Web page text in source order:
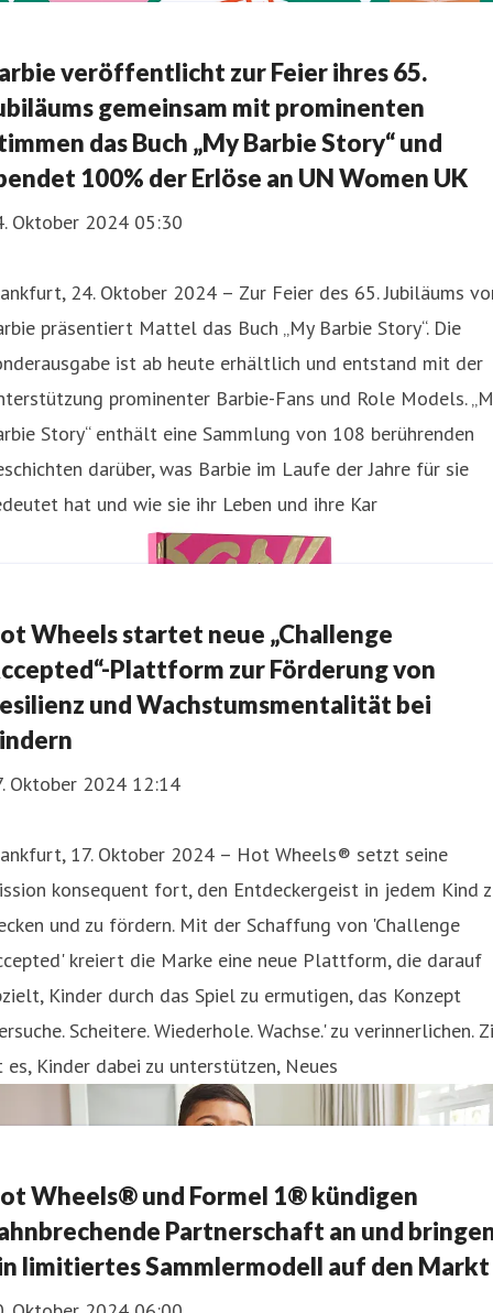
veröffentlicht zur Feier ihres 65.
gemeinsam mit prominenten
das Buch „My Barbie Story“ und
100% der Erlöse an UN Women UK
Oktober 2024 05:30
24. Oktober 2024 – Zur Feier des 65. Jubiläums
präsentiert Mattel das Buch „My Barbie Story“. Die
ist ab heute erhältlich und entstand mit der
prominenter Barbie-Fans und Role Models.
Story“ enthält eine Sammlung von 108 berührenden
darüber, was Barbie im Laufe der Jahre für sie
hat und wie sie ihr Leben und ihre Kar
Wheels startet neue „Challenge
Plattform zur Förderung von
und Wachstumsmentalität bei
Oktober 2024 12:14
17. Oktober 2024 – Hot Wheels® setzt seine
konsequent fort, den Entdeckergeist in jedem Kind
und zu fördern. Mit der Schaffung von 'Challenge
kreiert die Marke eine neue Plattform, die darauf
Kinder durch das Spiel zu ermutigen, das Konzept
Scheitere. Wiederhole. Wachse.' zu verinnerlichen.
es, Kinder dabei zu unterstützen, Neues
Wheels® und Formel 1® kündigen
Partnerschaft an und
limitiertes Sammlermodell auf den Markt